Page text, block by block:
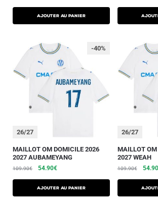
AJOUTER AU PANIER
26/27
-40%
MAILLOT OM DOMICILE 2026
2027 AUBAMEYANG
109.90€ 54.90€
AJOUTER AU PANIER
26/27
MAILLOT
2027 WEAH
109.90€ 54.90